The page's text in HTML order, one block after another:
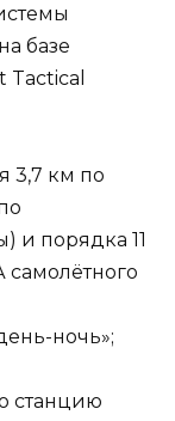
базе
3,7 км по
и порядка 11
ночь»;
станцию